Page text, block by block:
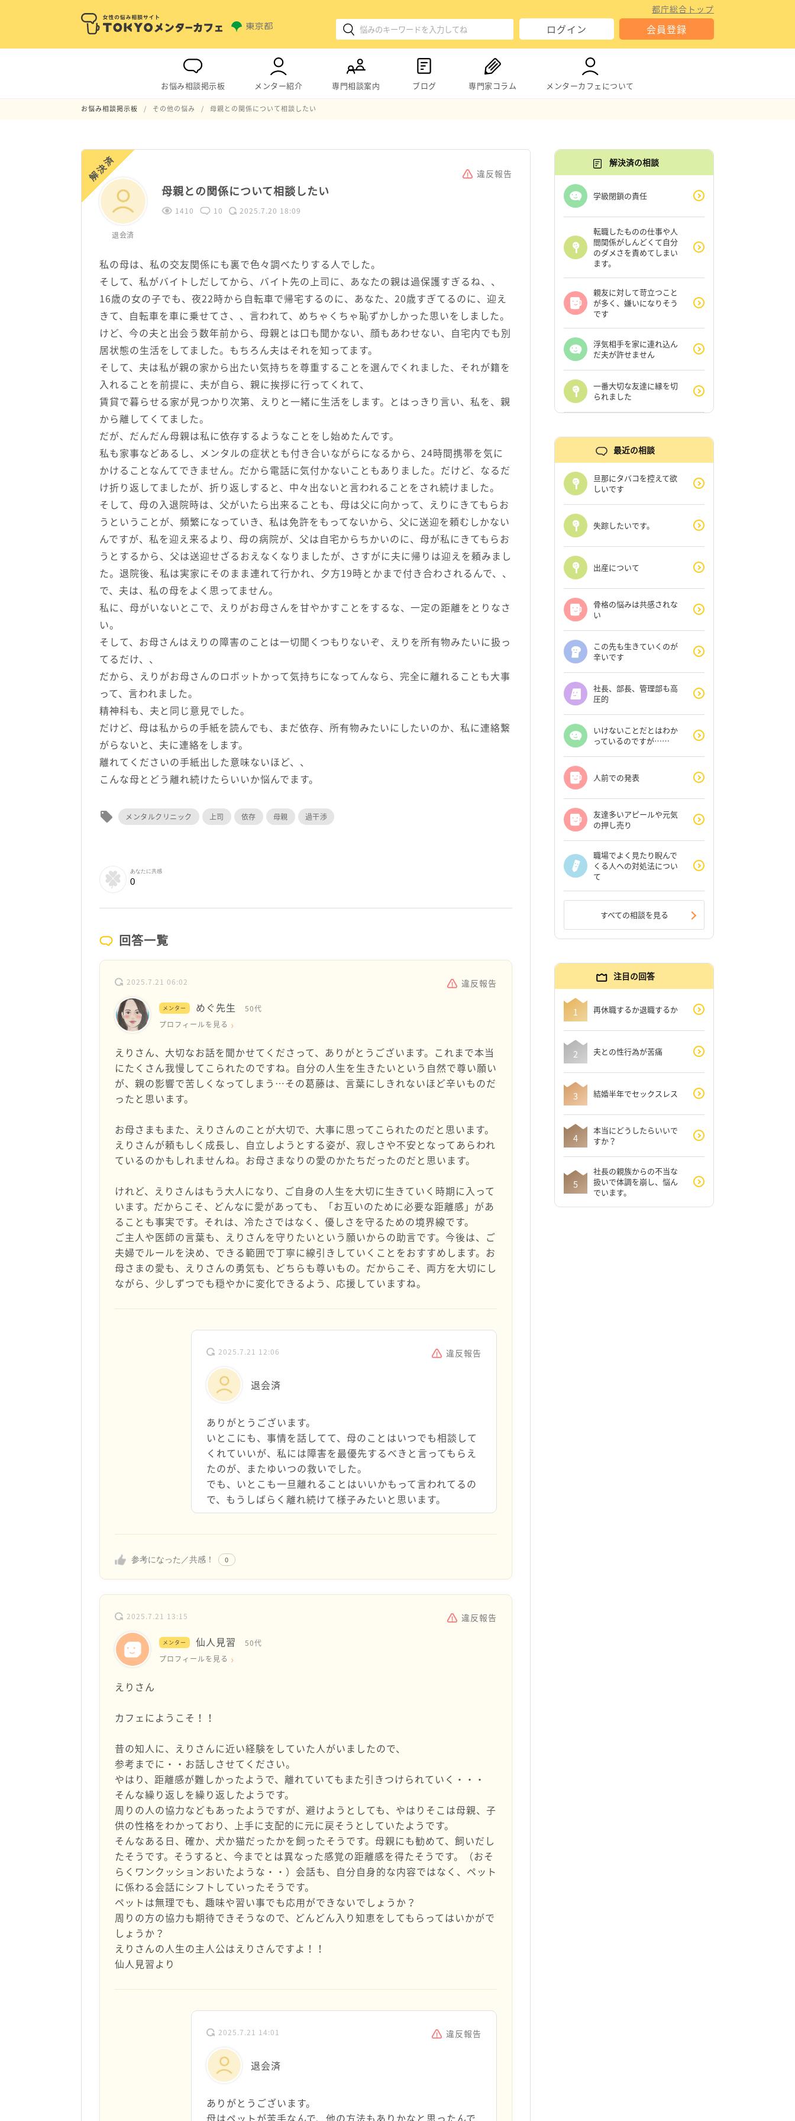
都庁総合トップ
ログイン 会員登録
お悩み相談掲示板 メンター紹介 専門相談案内 ブログ 専門家コラム メンターカフェについて
お悩み相談掲示板 その他の悩み 母親との関係について相談したい
解決済 違反報告
退会済
母親との関係について相談したい
1410 10 2025.7.20 18:09
私の母は、私の交友関係にも裏で色々調べたりする人でした。
そして、私がバイトしだしてから、バイト先の上司に、あなたの親は過保護すぎるね、、
16歳の女の子でも、夜22時から自転車で帰宅するのに、あなた、20歳すぎてるのに、迎え
きて、自転車を車に乗せてさ、、言われて、めちゃくちゃ恥ずかしかった思いをしました。
けど、今の夫と出会う数年前から、母親とは口も聞かない、顔もあわせない、自宅内でも別
居状態の生活をしてました。もちろん夫はそれを知ってます。
そして、夫は私が親の家から出たい気持ちを尊重することを選んでくれました、それが籍を
入れることを前提に、夫が自ら、親に挨拶に行ってくれて、
賃貸で暮らせる家が見つかり次第、えりと一緒に生活をします。とはっきり言い、私を、親
から離してくてました。
だが、だんだん母親は私に依存するようなことをし始めたんです。
私も家事などあるし、メンタルの症状とも付き合いながらになるから、24時間携帯を気に
かけることなんてできません。だから電話に気付かないこともありました。だけど、なるだ
け折り返してましたが、折り返しすると、中々出ないと言われることをされ続けました。
そして、母の入退院時は、父がいたら出来ることも、母は父に向かって、えりにきてもらお
うということが、頻繁になっていき、私は免許をもってないから、父に送迎を頼むしかない
んですが、私を迎え来るより、母の病院が、父は自宅からちかいのに、母が私にきてもらお
うとするから、父は送迎せざるおえなくなりましたが、さすがに夫に帰りは迎えを頼みまし
た。退院後、私は実家にそのまま連れて行かれ、夕方19時とかまで付き合わされるんで、、
で、夫は、私の母をよく思ってません。
私に、母がいないとこで、えりがお母さんを甘やかすことをするな、一定の距離をとりなさ
い。
そして、お母さんはえりの障害のことは一切聞くつもりないぞ、えりを所有物みたいに扱っ
てるだけ、、
だから、えりがお母さんのロボットかって気持ちになってんなら、完全に離れることも大事
って、言われました。
精神科も、夫と同じ意見でした。
だけど、母は私からの手紙を読んでも、まだ依存、所有物みたいにしたいのか、私に連絡繋
がらないと、夫に連絡をします。
離れてくださいの手紙出した意味ないほど、、
こんな母とどう離れ続けたらいいか悩んでます。
local_offer メンタルクリニック 上司 依存 母親 過干渉
あなたに共感
0
回答一覧
2025.7.21 06:02 違反報告
メンター めぐ先生
50代
プロフィールを見る
えりさん、大切なお話を聞かせてくださって、ありがとうございます。これまで本当
にたくさん我慢してこられたのですね。自分の人生を生きたいという自然で尊い願い
が、親の影響で苦しくなってしまう…その葛藤は、言葉にしきれないほど辛いものだ
ったと思います。
お母さまもまた、えりさんのことが大切で、大事に思ってこられたのだと思います。
えりさんが頼もしく成長し、自立しようとする姿が、寂しさや不安となってあらわれ
ているのかもしれませんね。お母さまなりの愛のかたちだったのだと思います。
けれど、えりさんはもう大人になり、ご自身の人生を大切に生きていく時期に入って
います。だからこそ、どんなに愛があっても、「お互いのために必要な距離感」があ
ることも事実です。それは、冷たさではなく、優しさを守るための境界線です。
ご主人や医師の言葉も、えりさんを守りたいという願いからの助言です。今後は、ご
夫婦でルールを決め、できる範囲で丁寧に線引きしていくことをおすすめします。お
母さまの愛も、えりさんの勇気も、どちらも尊いもの。だからこそ、両方を大切にし
ながら、少しずつでも穏やかに変化できるよう、応援していますね。
参考になった／共感！ 0
2025.7.21 12:06 違反報告
退会済
ありがとうございます。
いとこにも、事情を話してて、母のことはいつでも相談して
くれていいが、私には障害を最優先するべきと言ってもらえ
たのが、またゆいつの救いでした。
でも、いとこも一旦離れることはいいかもって言われてるの
で、もうしばらく離れ続けて様子みたいと思います。
2025.7.21 13:15 違反報告
メンター 仙人見習
50代
プロフィールを見る
えりさん
カフェにようこそ！！
昔の知人に、えりさんに近い経験をしていた人がいましたので、
参考までに・・お話しさせてください。
やはり、距離感が難しかったようで、離れていてもまた引きつけられていく・・・
そんな繰り返しを繰り返したようです。
周りの人の協力などもあったようですが、避けようとしても、やはりそこは母親、子
供の性格をわかっており、上手に支配的に元に戻そうとしていたようです。
そんなある日、確か、犬か猫だったかを飼ったそうです。母親にも勧めて、飼いだし
たそうです。そうすると、今までとは異なった感覚の距離感を得たそうです。（おそ
らくワンクッションおいたような・・）会話も、自分自身的な内容ではなく、ペット
に係わる会話にシフトしていったそうです。
ペットは無理でも、趣味や習い事でも応用ができないでしょうか？
周りの方の協力も期待できそうなので、どんどん入り知恵をしてもらってはいかがで
しょうか？
えりさんの人生の主人公はえりさんですよ！！
仙人見習より
2025.7.21 14:01 違反報告
退会済
ありがとうございます。
母はペットが苦手なんで、他の方法もありかなと思ったんで
解決済の相談
学級閉鎖の責任
転職したものの仕事や人
間関係がしんどくて自分
のダメさを責めてしまい
ます。
親友に対して苛立つこと
が多く、嫌いになりそう
です
浮気相手を家に連れ込ん
だ夫が許せません
一番大切な友達に縁を切
られました
最近の相談
旦那にタバコを控えて欲
しいです
失踪したいです。
出産について
骨格の悩みは共感されな
い
この先も生きていくのが
辛いです
社長、部長、管理部も高
圧的
いけないことだとはわか
っているのですが……
人前での発表
友達多いアピールや元気
の押し売り
職場でよく見たり睨んで
くる人への対処法につい
て
すべての相談を見る
注目の回答
再休職するか退職するか
夫との性行為が苦痛
結婚半年でセックスレス
本当にどうしたらいいで
すか？
社長の親族からの不当な
扱いで体調を崩し、悩ん
でいます。